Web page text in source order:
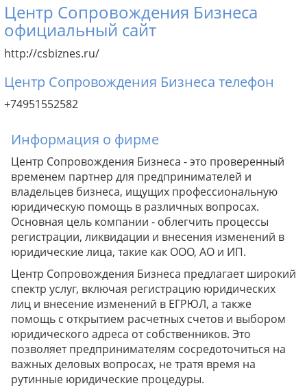
Центр Сопровождения Бизнеса
официальный сайт
http://csbiznes.ru/
Центр Сопровождения Бизнеса телефон
+74951552582
Информация о фирме
Центр Сопровождения Бизнеса - это проверенный
временем партнер для предпринимателей и
владельцев бизнеса, ищущих профессиональную
юридическую помощь в различных вопросах.
Основная цель компании - облегчить процессы
регистрации, ликвидации и внесения изменений в
юридические лица, такие как ООО, АО и ИП.
Центр Сопровождения Бизнеса предлагает широкий
спектр услуг, включая регистрацию юридических
лиц и внесение изменений в ЕГРЮЛ, а также
помощь с открытием расчетных счетов и выбором
юридического адреса от собственников. Это
позволяет предпринимателям сосредоточиться на
важных деловых вопросах, не тратя время на
рутинные юридические процедуры.